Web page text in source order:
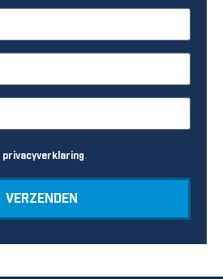
privacyverklaring
VERZENDEN